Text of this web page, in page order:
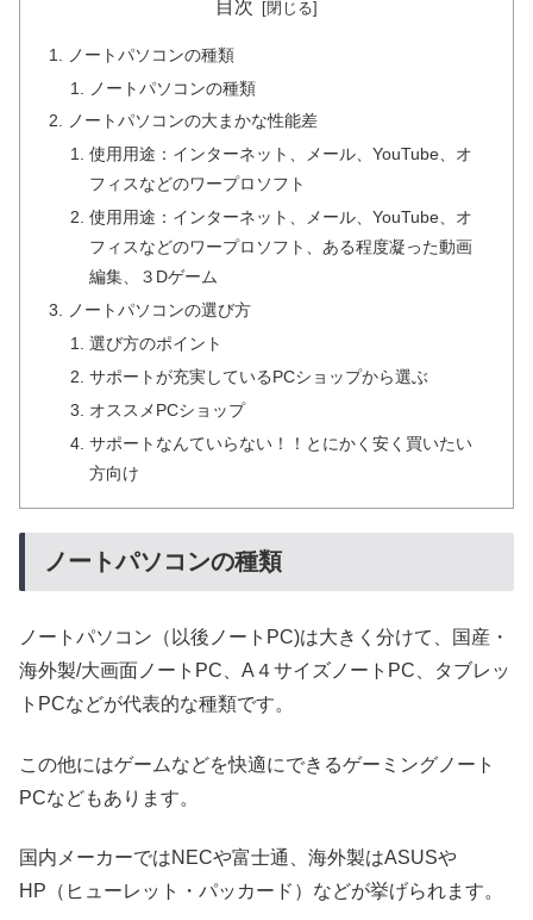
目次
ノートパソコンの種類
ノートパソコンの種類
ノートパソコンの大まかな性能差
使用用途：インターネット、メール、YouTube、オ
フィスなどのワープロソフト
使用用途：インターネット、メール、YouTube、オ
フィスなどのワープロソフト、ある程度凝った動画
編集、３Dゲーム
ノートパソコンの選び方
選び方のポイント
サポートが充実しているPCショップから選ぶ
オススメPCショップ
サポートなんていらない！！とにかく安く買いたい
方向け
ノートパソコンの種類
ノートパソコン（以後ノートPC)は大きく分けて、国産・
海外製/大画面ノートPC、A４サイズノートPC、タブレッ
トPCなどが代表的な種類です。
この他にはゲームなどを快適にできるゲーミングノート
PCなどもあります。
国内メーカーではNECや富士通、海外製はASUSや
HP（ヒューレット・パッカード）などが挙げられます。